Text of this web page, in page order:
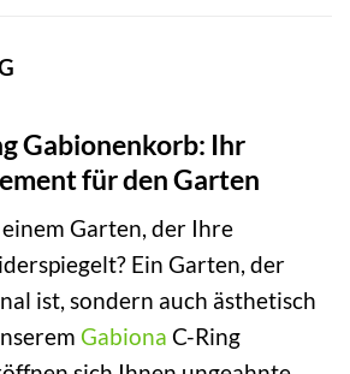
Gabionenkorb: Ihr
für den Garten
Garten, der Ihre
Ein Garten, der
ist, sondern auch ästhetisch
Gabiona C-Ring